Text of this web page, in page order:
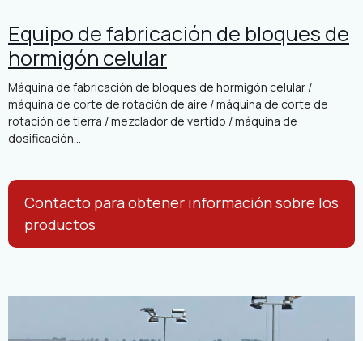
Equipo de fabricación de bloques de
hormigón celular
Máquina de fabricación de bloques de hormigón celular /
máquina de corte de rotación de aire / máquina de corte de
rotación de tierra / mezclador de vertido / máquina de
dosificación...
Contacto para obtener información sobre los
productos